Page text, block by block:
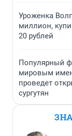
Уроженка
миллион,
20 рублей
Популярный
мировым
проведет
сургутян